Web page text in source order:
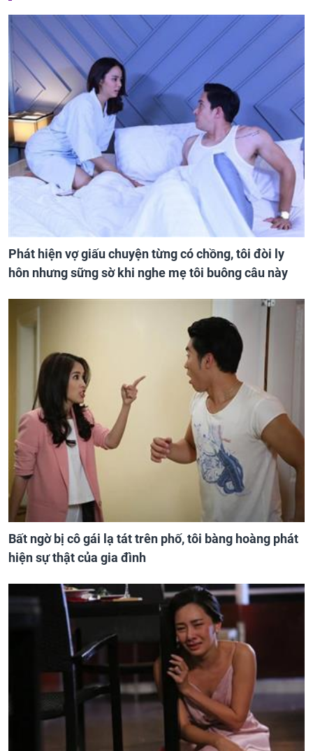
Phát hiện vợ giấu chuyện từng có chồng, tôi đòi ly
hôn nhưng sững sờ khi nghe mẹ tôi buông câu này
Bất ngờ bị cô gái lạ tát trên phố, tôi bàng hoàng phát
hiện sự thật của gia đình